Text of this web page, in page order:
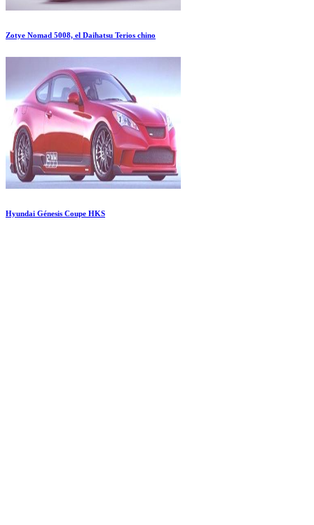
Zotye Nomad 5008, el Daihatsu Terios chino
Hyundai Génesis Coupe HKS